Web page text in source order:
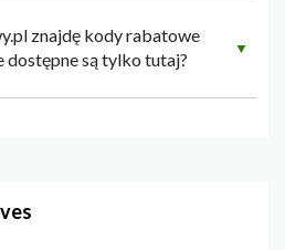
znajdę kody rabatowe
dostępne są tylko tutaj?
▼